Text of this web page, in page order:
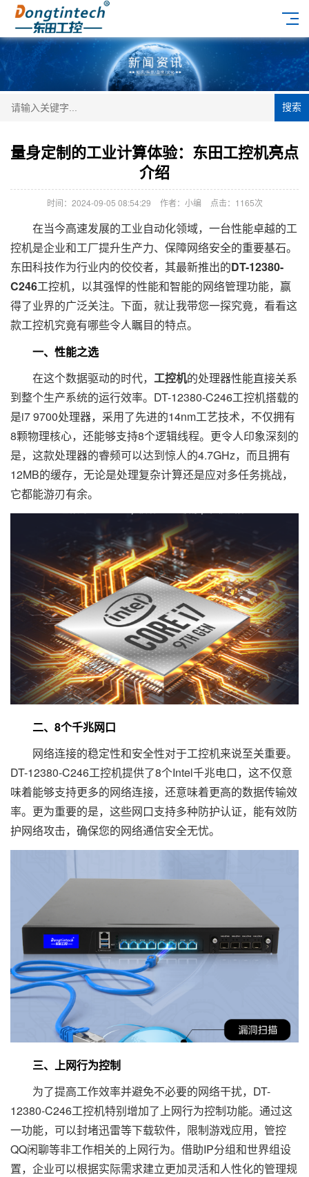
搜索
量身定制的工业计算体验：东田工控机亮点
介绍
时间：2024-09-05 08:54:29 作者：小编 点击： 1165次
在当今高速发展的工业自动化领域，一台性能卓越的工
控机是企业和工厂提升生产力、保障网络安全的重要基石。
东田科技作为行业内的佼佼者，其最新推出的DT-12380-
C246工控机，以其强悍的性能和智能的网络管理功能，赢
得了业界的广泛关注。下面，就让我带您一探究竟，看看这
款工控机究竟有哪些令人瞩目的特点。
一、性能之选
在这个数据驱动的时代， 工控机的处理器性能直接关系
到整个生产系统的运行效率。DT-12380-C246工控机搭载的
是i7 9700处理器，采用了先进的14nm工艺技术，不仅拥有
8颗物理核心，还能够支持8个逻辑线程。更令人印象深刻的
是，这款处理器的睿频可以达到惊人的4.7GHz，而且拥有
12MB的缓存，无论是处理复杂计算还是应对多任务挑战，
它都能游刃有余。
二、8个千兆网口
网络连接的稳定性和安全性对于工控机来说至关重要。
DT-12380-C246工控机提供了8个Intel千兆电口，这不仅意
味着能够支持更多的网络连接，还意味着更高的数据传输效
率。更为重要的是，这些网口支持多种防护认证，能有效防
护网络攻击，确保您的网络通信安全无忧。
三、上网行为控制
为了提高工作效率并避免不必要的网络干扰，DT-
12380-C246工控机特别增加了上网行为控制功能。通过这
一功能，可以封堵迅雷等下载软件，限制游戏应用，管控
QQ闲聊等非工作相关的上网行为。借助IP分组和世界组设
置，企业可以根据实际需求建立更加灵活和人性化的管理规